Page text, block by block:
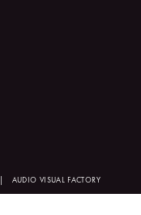
| AUDIO VISUAL FACTORY